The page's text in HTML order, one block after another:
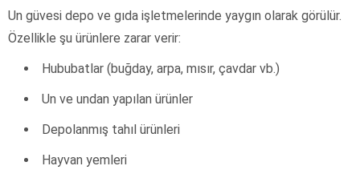
Un güvesi depo ve gıda işletmelerinde yaygın olarak görülür.
Özellikle şu ürünlere zarar verir:
Hububatlar (buğday, arpa, mısır, çavdar vb.)
Un ve undan yapılan ürünler
Depolanmış tahıl ürünleri
Hayvan yemleri